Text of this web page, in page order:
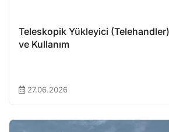
Teleskopik Yükleyici
ve Kullanım
27.06.2026